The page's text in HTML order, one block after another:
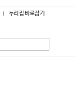
누리집 바로잡기